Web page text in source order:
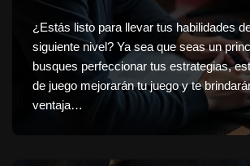
¿Estás listo para llevar tus habilidades
siguiente nivel? Ya sea que seas un
busques perfeccionar tus estrategias,
de juego mejorarán tu juego y te
ventaja…